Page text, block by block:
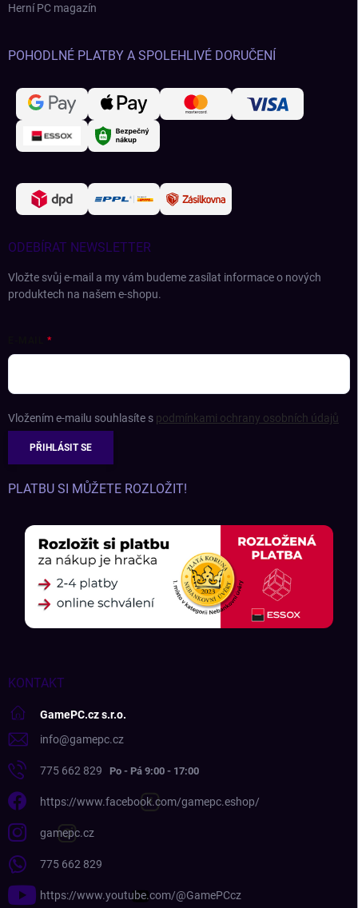
Herní PC magazín
POHODLNÉ PLATBY A SPOLEHLIVÉ DORUČENÍ
ODEBÍRAT NEWSLETTER
Vložte svůj e-mail a my vám budeme zasílat informace o nových
produktech na našem e-shopu.
Vložením e-mailu souhlasíte s podmínkami ochrany osobních údajů
PŘIHLÁSIT SE
PLATBU SI MŮŽETE ROZLOŽIT!
KONTAKT
GamePC.cz s.r.o.
info@gamepc.cz
775 662 829
https://www.facebook.com/gamepc.eshop/
gamepc.cz
775 662 829
https://www.youtube.com/@GamePCcz